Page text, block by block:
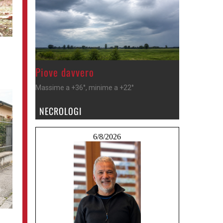
>
Piove davvero
Massime a +36°, minime a +22°
NECROLOGI
6/8/2026